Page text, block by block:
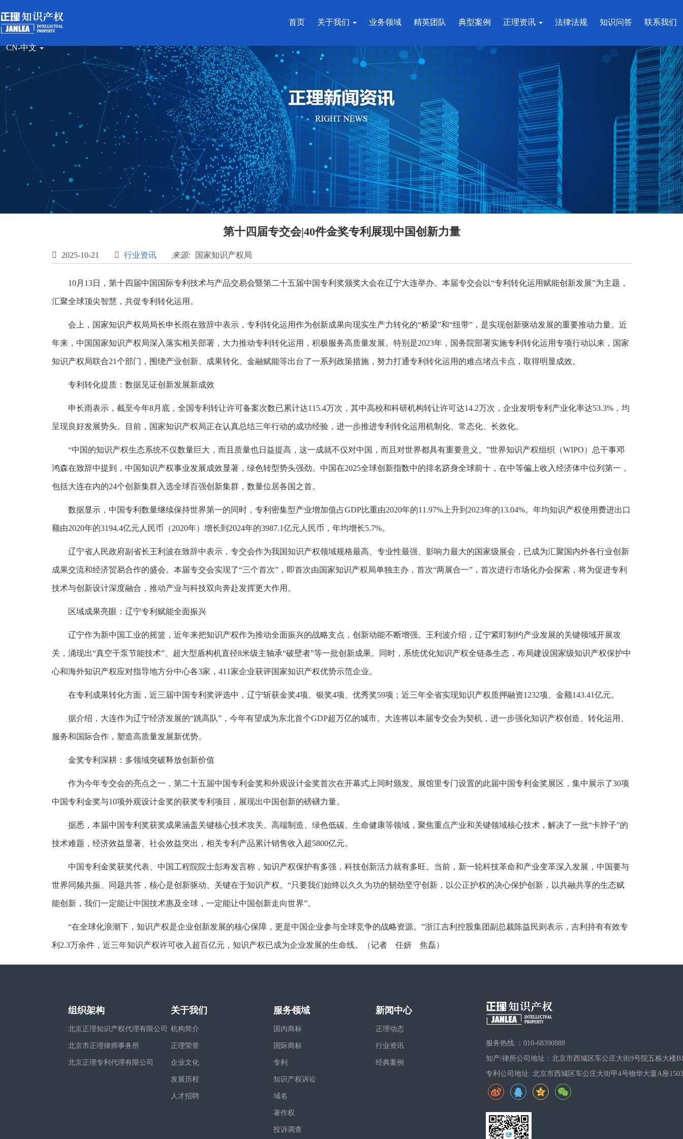
CN-中文
首页 关于我们 业务领域 精英团队 典型案例 正理资讯 法律法规 知识问答 联系我们
第十四届专交会|40件金奖专利展现中国创新力量
 2025-10-21  行业资讯 来源: 国家知识产权局
10月13日，第十四届中国国际专利技术与产品交易会暨第二十五届中国专利奖颁奖大会在辽宁大连举办。本届专交会以“专利转化运用赋能创新发展”为主题，
汇聚全球顶尖智慧，共促专利转化运用。
会上，国家知识产权局局长申长雨在致辞中表示，专利转化运用作为创新成果向现实生产力转化的“桥梁”和“纽带”，是实现创新驱动发展的重要推动力量。近
年来，中国国家知识产权局深入落实相关部署，大力推动专利转化运用，积极服务高质量发展。特别是2023年，国务院部署实施专利转化运用专项行动以来，国家
知识产权局联合21个部门，围绕产业创新、成果转化、金融赋能等出台了一系列政策措施，努力打通专利转化运用的难点堵点卡点，取得明显成效。
专利转化提质：数据见证创新发展新成效
申长雨表示，截至今年8月底，全国专利转让许可备案次数已累计达115.4万次，其中高校和科研机构转让许可达14.2万次，企业发明专利产业化率达53.3%，均
呈现良好发展势头。目前，国家知识产权局正在认真总结三年行动的成功经验，进一步推进专利转化运用机制化、常态化、长效化。
“中国的知识产权生态系统不仅数量巨大，而且质量也日益提高，这一成就不仅对中国，而且对世界都具有重要意义。”世界知识产权组织（WIPO）总干事邓
鸿森在致辞中提到，中国知识产权事业发展成效显著，绿色转型势头强劲。中国在2025全球创新指数中的排名跻身全球前十，在中等偏上收入经济体中位列第一，
包括大连在内的24个创新集群入选全球百强创新集群，数量位居各国之首。
数据显示，中国专利数量继续保持世界第一的同时，专利密集型产业增加值占GDP比重由2020年的11.97%上升到2023年的13.04%。年均知识产权使用费进出口
额由2020年的3194.4亿元人民币（2020年）增长到2024年的3987.1亿元人民币，年均增长5.7%。
辽宁省人民政府副省长王利波在致辞中表示，专交会作为我国知识产权领域规格最高、专业性最强、影响力最大的国家级展会，已成为汇聚国内外各行业创新
成果交流和经济贸易合作的盛会。本届专交会实现了“三个首次”，即首次由国家知识产权局单独主办，首次“两展合一”，首次进行市场化办会探索，将为促进专利
技术与创新设计深度融合，推动产业与科技双向奔赴发挥更大作用。
区域成果亮眼：辽宁专利赋能全面振兴
辽宁作为新中国工业的摇篮，近年来把知识产权作为推动全面振兴的战略支点，创新动能不断增强。王利波介绍，辽宁紧盯制约产业发展的关键领域开展攻
关，涌现出“真空干泵节能技术”、超大型盾构机直径8米级主轴承“破壁者”等一批创新成果。同时，系统优化知识产权全链条生态，布局建设国家级知识产权保护中
心和海外知识产权应对指导地方分中心各3家，411家企业获评国家知识产权优势示范企业。
在专利成果转化方面，近三届中国专利奖评选中，辽宁斩获金奖4项、银奖4项、优秀奖59项；近三年全省实现知识产权质押融资1232项、金额143.41亿元。
据介绍，大连作为辽宁经济发展的“跳高队”，今年有望成为东北首个GDP超万亿的城市。大连将以本届专交会为契机，进一步强化知识产权创造、转化运用、
服务和国际合作，塑造高质量发展新优势。
金奖专利深耕：多领域突破释放创新价值
作为今年专交会的亮点之一，第二十五届中国专利金奖和外观设计金奖首次在开幕式上同时颁发。展馆里专门设置的此届中国专利金奖展区，集中展示了30项
中国专利金奖与10项外观设计金奖的获奖专利项目，展现出中国创新的磅礴力量。
据悉，本届中国专利奖获奖成果涵盖关键核心技术攻关、高端制造、绿色低碳、生命健康等领域，聚焦重点产业和关键领域核心技术，解决了一批“卡脖子”的
技术难题，经济效益显著、社会效益突出，相关专利产品累计销售收入超5800亿元。
中国专利金奖获奖代表、中国工程院院士彭寿发言称，知识产权保护有多强，科技创新活力就有多旺。当前，新一轮科技革命和产业变革深入发展，中国要与
世界同频共振、同题共答，核心是创新驱动、关键在于知识产权。“只要我们始终以久久为功的韧劲坚守创新，以公正护权的决心保护创新，以共融共享的生态赋
能创新，我们一定能让中国技术惠及全球，一定能让中国创新走向世界”。
“在全球化浪潮下，知识产权是企业创新发展的核心保障，更是中国企业参与全球竞争的战略资源。”浙江吉利控股集团副总裁陈益民则表示，吉利持有有效专
利2.3万余件，近三年知识产权许可收入超百亿元，知识产权已成为企业发展的生命线。（记者 任妍 焦磊）
组织架构
北京正理知识产权代理有限公司
北京市正理律师事务所
北京正理专利代理有限公司
关于我们
机构简介
正理荣誉
企业文化
发展历程
人才招聘
服务领域
国内商标
国际商标
专利
知识产权诉讼
域名
著作权
投诉调查
新闻中心
正理动态
行业资讯
经典案例
服务热线 ：010-68390888
知产/律所公司地址：北京市西城区车公庄大街9号院五栋大楼
专利公司地址: 北京市西城区车公庄大街甲4号物华大厦A座1503